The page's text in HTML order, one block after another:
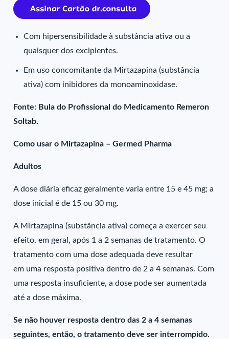
Com hipersensibilidade à substância ativa ou a
quaisquer dos excipientes.
Em uso concomitante da Mirtazapina (substância
ativa) com inibidores da monoaminoxidase.
Fonte: Bula do Profissional do Medicamento Remeron
Soltab.
Como usar o Mirtazapina – Germed Pharma
Adultos
A dose diária eficaz geralmente varia entre 15 e 45 mg; a
dose inicial é de 15 ou 30 mg.
A Mirtazapina (substância ativa) começa a exercer seu
efeito, em geral, após 1 a 2 semanas de tratamento. O
tratamento com uma dose adequada deve resultar
em uma resposta positiva dentro de 2 a 4 semanas. Com
uma resposta insuficiente, a dose pode ser aumentada
até a dose máxima.
Se não houver resposta dentro das 2 a 4 semanas
seguintes, então, o tratamento deve ser interrompido.